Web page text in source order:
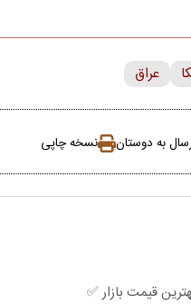
عراق
به دوستان نسخه چاپی
قیمت بازار ✅